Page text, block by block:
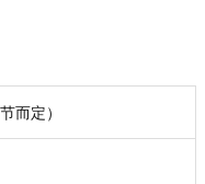
而定）